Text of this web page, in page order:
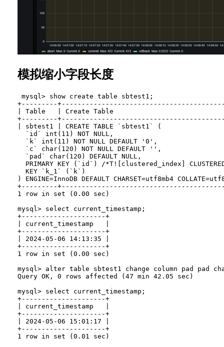
模拟缩小字段长度
mysql> show create table sbtest1;
+---------
| Table   | Create Table
+---------
| sbtest1 | CREATE TABLE `sbtest1` (
  `id` int(11) NOT NULL,
  `k` int(11) NOT NULL DEFAULT '0',
  `c` char(120) NOT NULL DEFAULT '',
  `pad` char(120) DEFAULT NULL,
PRIMARY KEY (`id`) /*T![clustered_index]
  KEY `k_1` (`k`)
) ENGINE=InnoDB DEFAULT CHARSET=utf8mb4
+---------
1 row in set (0.00 sec)
mysql> select current_timestamp;
+---------------------+
| current_timestamp   |
+---------------------+
| 2024-05-06 14:13:35 |
+---------------------+
1 row in set (0.00 sec)
mysql> alter table sbtest1 change column pad pad
Query OK, 0 rows affected (47 min 42.05 sec)
mysql> select current_timestamp;
+---------------------+
| current_timestamp   |
+---------------------+
| 2024-05-06 15:01:17 |
+---------------------+
1 row in set (0.01 sec)